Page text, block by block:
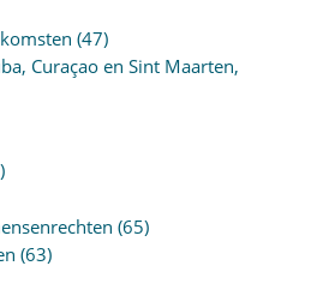
(47)
Curaçao en Sint Maarten,
(65)
(63)